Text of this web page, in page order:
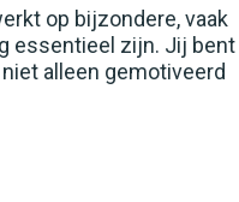
op bijzondere, vaak
essentieel zijn. Jij bent
alleen gemotiveerd